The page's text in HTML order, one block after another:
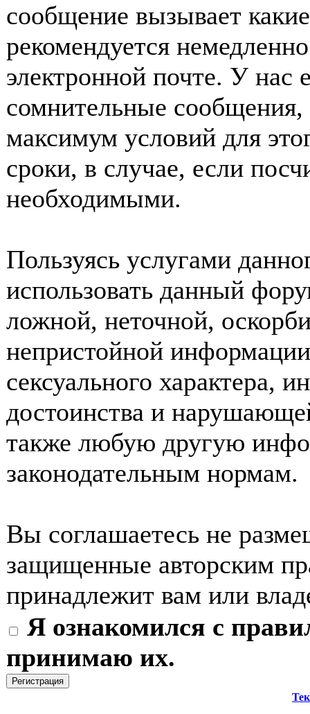
сообщение вызывает
рекомендуется
электронной почте. У нас
сомнительные
максимум условий для
сроки, в случае, если
необходимыми.
Пользуясь услугами
использовать данный
ложной, неточной,
непристойной
сексуального характера,
достоинства и
также любую другую
законодательным нормам.
Вы соглашаетесь не
защищенные авторским
принадлежит вам или
Я ознакомился с
принимаю их.